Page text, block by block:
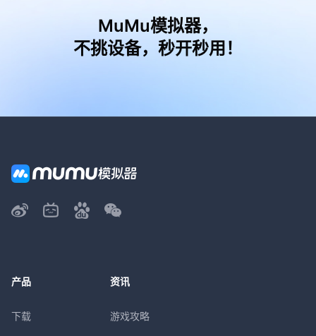
MuMu模拟器，
不挑设备，秒开秒用！
产品
下载
资讯
游戏攻略